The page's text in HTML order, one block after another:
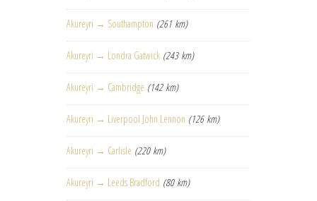
Akureyri → Southampton (261 km)
Akureyri → Londra Gatwick (243 km)
Akureyri → Cambridge (142 km)
Akureyri → Liverpool John Lennon (126 km)
Akureyri → Carlisle (220 km)
Akureyri → Leeds Bradford (80 km)